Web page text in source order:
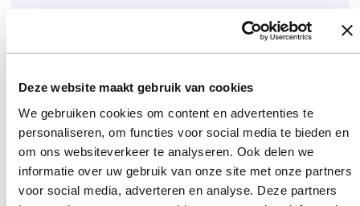
Deze website maakt gebruik van cookies
We gebruiken cookies om content en advertenties te
personaliseren, om functies voor social media te bieden en
om ons websiteverkeer te analyseren. Ook delen we
informatie over uw gebruik van onze site met onze partners
voor social media, adverteren en analyse. Deze partners
Loopbaancheque
Klik hier voor meer info of aanvraag van